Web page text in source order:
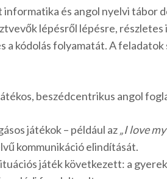
és angol nyelvi tábor
lépésről lépésre,
a kódolás folyamatát. A
beszédcentrikus angol
játékok – például az„I love
kommunikáció elindítását.
játék következett: a